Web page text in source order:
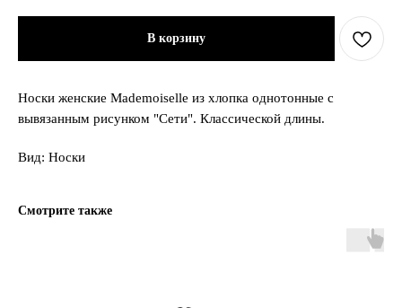
В корзину
Носки женские Mademoiselle из хлопка однотонные с
вывязанным рисунком "Сети". Классической длины.
Вид: Носки
Смотрите также